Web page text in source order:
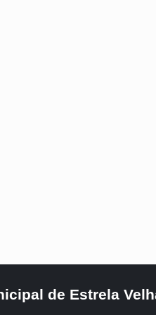
de Estrela